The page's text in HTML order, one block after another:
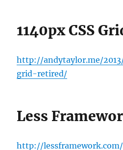
1140px CSS
http://andytaylor.me/
grid-retired/
Less
http://lessframework.com/